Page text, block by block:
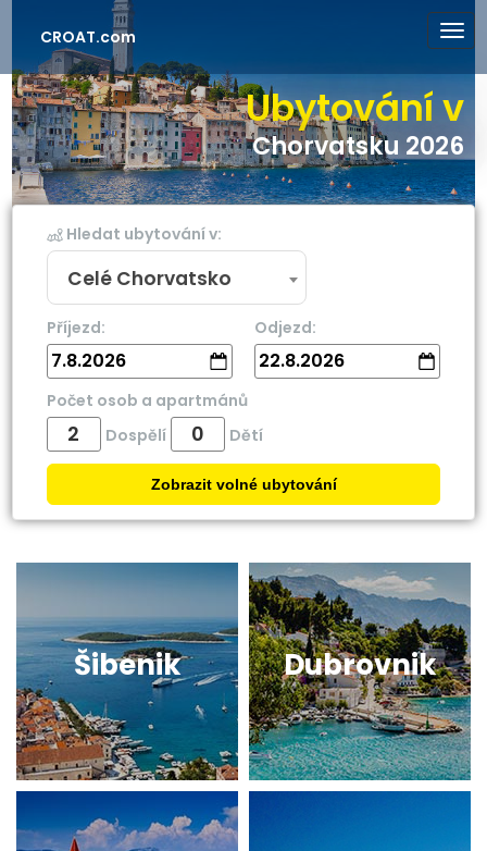
CROAT.com
Ubytování v
Chorvatsku 2026
Hledat ubytování v:
Celé Chorvatsko
Příjezd:
7.8.2026
Odjezd:
22.8.2026
Počet osob a apartmánů
Dospělí
Dětí
Zobrazit volné ubytování
Šibenik Dubrovnik